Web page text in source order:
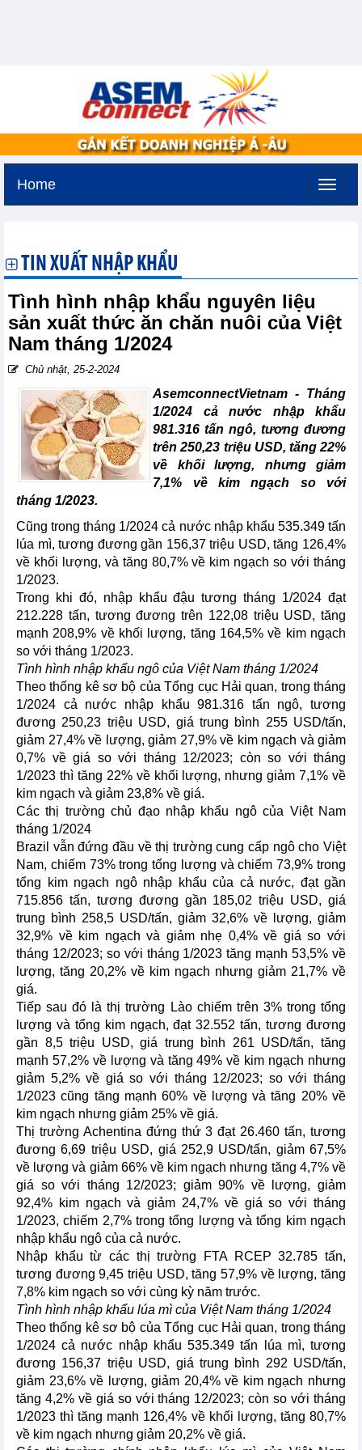
Home
TIN XUẤT NHẬP KHẨU
Tình hình nhập khẩu nguyên liệu
sản xuất thức ăn chăn nuôi của Việt
Nam tháng 1/2024
Chủ nhật, 25-2-2024
AsemconnectVietnam - Tháng
1/2024 cả nước nhập khẩu
981.316 tấn ngô, tương đương
trên 250,23 triệu USD, tăng 22%
về khối lượng, nhưng giảm
7,1% về kim ngạch so với
tháng 1/2023.
Cũng trong tháng 1/2024 cả nước nhập khẩu 535.349 tấn
lúa mì, tương đương gần 156,37 triệu USD, tăng 126,4%
về khối lượng, và tăng 80,7% về kim ngạch so với tháng
1/2023.
Trong khi đó, nhập khẩu đậu tương tháng 1/2024 đạt
212.228 tấn, tương đương trên 122,08 triệu USD, tăng
mạnh 208,9% về khối lượng, tăng 164,5% về kim ngạch
so với tháng 1/2023.
Tình hình nhập khẩu ngô của Việt Nam tháng 1/2024
Theo thống kê sơ bộ của Tổng cục Hải quan, trong tháng
1/2024 cả nước nhập khẩu 981.316 tấn ngô, tương
đương 250,23 triệu USD, giá trung bình 255 USD/tấn,
giảm 27,4% về lượng, giảm 27,9% về kim ngạch và giảm
0,7% về giá so với tháng 12/2023; còn so với tháng
1/2023 thì tăng 22% về khối lượng, nhưng giảm 7,1% về
kim ngạch và giảm 23,8% về giá.
Các thị trường chủ đạo nhập khẩu ngô của Việt Nam
tháng 1/2024
Brazil vẫn đứng đầu về thị trường cung cấp ngô cho Việt
Nam, chiếm 73% trong tổng lượng và chiếm 73,9% trong
tổng kim ngạch ngô nhập khẩu của cả nước, đạt gần
715.856 tấn, tương đương gần 185,02 triệu USD, giá
trung bình 258,5 USD/tấn, giảm 32,6% về lượng, giảm
32,9% về kim ngạch và giảm nhẹ 0,4% về giá so với
tháng 12/2023; so với tháng 1/2023 tăng mạnh 53,5% về
lượng, tăng 20,2% về kim ngạch nhưng giảm 21,7% về
giá.
Tiếp sau đó là thị trường Lào chiếm trên 3% trong tổng
lượng và tổng kim ngạch, đạt 32.552 tấn, tương đương
gần 8,5 triệu USD, giá trung bình 261 USD/tấn, tăng
mạnh 57,2% về lượng và tăng 49% về kim ngạch nhưng
giảm 5,2% về giá so với tháng 12/2023; so với tháng
1/2023 cũng tăng mạnh 60% về lượng và tăng 20% về
kim ngạch nhưng giảm 25% về giá.
Thị trường Achentina đứng thứ 3 đạt 26.460 tấn, tương
đương 6,69 triệu USD, giá 252,9 USD/tấn, giảm 67,5%
về lượng và giảm 66% về kim ngạch nhưng tăng 4,7% về
giá so với tháng 12/2023; giảm 90% về lượng, giảm
92,4% kim ngạch và giảm 24,7% về giá so với tháng
1/2023, chiếm 2,7% trong tổng lượng và tổng kim ngạch
nhập khẩu ngô của cả nước.
Nhập khẩu từ các thị trường FTA RCEP 32.785 tấn,
tương đương 9,45 triệu USD, tăng 57,9% về lượng, tăng
7,8% kim ngạch so với cùng kỳ năm trước.
Tình hình nhập khẩu lúa mì của Việt Nam tháng 1/2024
Theo thống kê sơ bộ của Tổng cục Hải quan, trong tháng
1/2024 cả nước nhập khẩu 535.349 tấn lúa mì, tương
đương 156,37 triệu USD, giá trung bình 292 USD/tấn,
giảm 23,6% về lượng, giảm 20,4% về kim ngạch nhưng
tăng 4,2% về giá so với tháng 12/2023; còn so với tháng
1/2023 thì tăng mạnh 126,4% về khối lượng, tăng 80,7%
về kim ngạch nhưng giảm 20,2% về giá.